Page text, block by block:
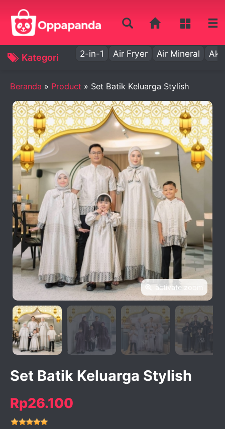
Kategori 2-in-1 Air Fryer Air Mineral Aki
Beranda » Product » Set Batik Keluarga Stylish
activate zoom
Set Batik Keluarga Stylish
Rp26.100